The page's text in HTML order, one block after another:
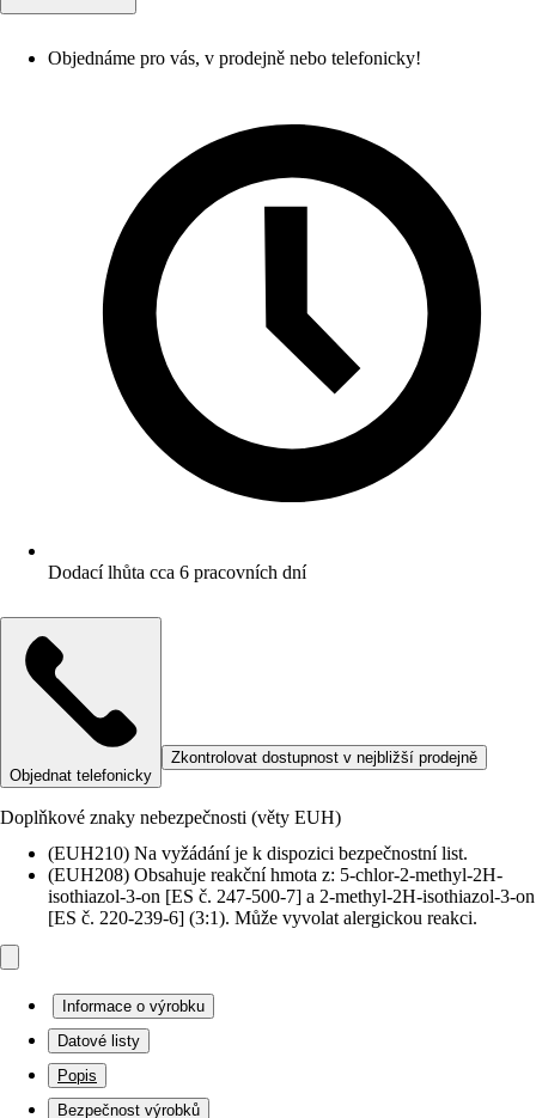
Objednáme pro vás, v prodejně nebo telefonicky!
Dodací lhůta cca 6 pracovních dní
Objednat telefonicky
Zkontrolovat dostupnost v nejbližší prodejně
Doplňkové znaky nebezpečnosti (věty EUH)
(EUH210) Na vyžádání je k dispozici bezpečnostní list.
(EUH208) Obsahuje reakční hmota z: 5-chlor-2-methyl-2H-
isothiazol-3-on [ES č. 247-500-7] a 2-methyl-2H-isothiazol-3-on
[ES č. 220-239-6] (3:1). Může vyvolat alergickou reakci.
Informace o výrobku
Datové listy
Popis
Bezpečnost výrobků